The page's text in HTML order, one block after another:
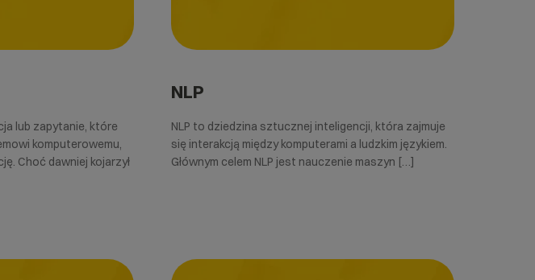
lub zapytanie, które
komputerowemu,
Choć dawniej kojarzył
NLP
NLP to dziedzina sztucznej inteligencji, która zajmuje
się interakcją między komputerami a ludzkim językiem.
Głównym celem NLP jest nauczenie maszyn […]